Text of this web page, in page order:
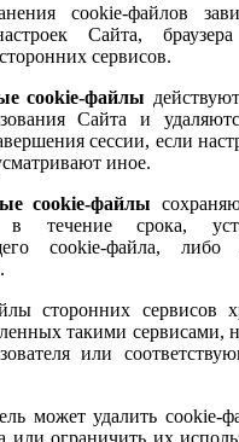
cookie-файлов
Сайта,
сервисов.
cookie-файлы
Сайта и
сессии, если
иное.
cookie-файлы
в течение срока,
cookie-файла,
сторонних сервисов
такими сервисами,
или
может удалить cookie-
или ограничить их